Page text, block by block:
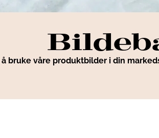
bruke våre produktbilder i din